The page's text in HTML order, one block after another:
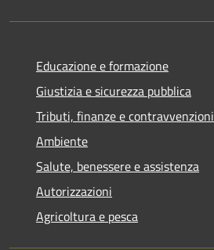
Educazione e formazione
Giustizia e sicurezza pubblica
Tributi, finanze e contravvenzioni
Ambiente
Salute, benessere e assistenza
Autorizzazioni
Agricoltura e pesca